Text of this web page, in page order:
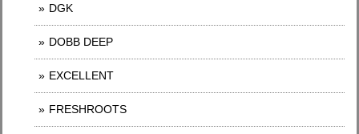
DGK
DOBB DEEP
EXCELLENT
FRESHROOTS